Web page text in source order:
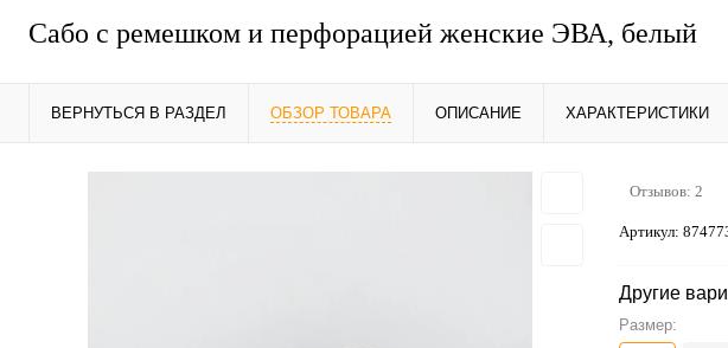
Сабо с ремешком и перфорацией женские ЭВА, белый
ВЕРНУТЬСЯ В РАЗДЕЛ ОБЗОР ТОВАРА ОПИСАНИЕ ХАРАКТЕРИСТИКИ
Отзывов: 2
Артикул:
Другие
Размер: